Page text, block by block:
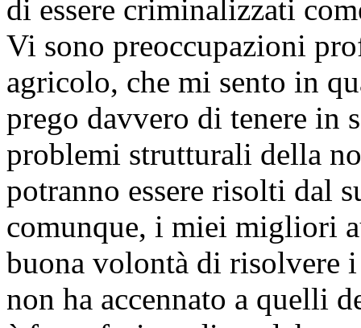
di essere criminalizzati
Vi sono preoccupazioni
agricolo, che mi sento in
prego davvero di tenere in
problemi strutturali della
potranno essere risolti dal
comunque, i miei migliori
buona volontà di risolvere
non ha accennato a quelli